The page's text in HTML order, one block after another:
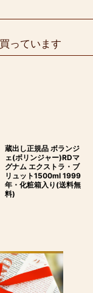
っています
蔵出し正規品 ボランジ
ェ(ボリンジャー)RDマ
グナム エクストラ・ブ
リュット1500ml 1999
年・化粧箱入り(送料無
料)